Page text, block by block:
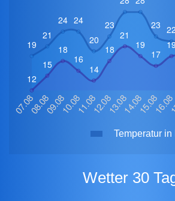
Temperatur
Wetter 30